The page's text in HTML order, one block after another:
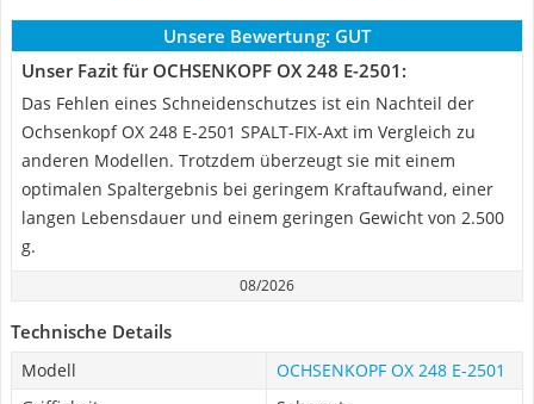
Unsere Bewertung: GUT
Unser Fazit für OCHSENKOPF OX 248 E-2501:
Das Fehlen eines Schneidenschutzes ist ein Nachteil der
Ochsenkopf OX 248 E-2501 SPALT-FIX-Axt im Vergleich zu
anderen Modellen. Trotzdem überzeugt sie mit einem
optimalen Spaltergebnis bei geringem Kraftaufwand, einer
langen Lebensdauer und einem geringen Gewicht von 2.500
g.
08/2026
Technische Details
Modell
OCHSENKOPF OX 248 E-2501